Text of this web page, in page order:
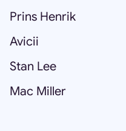
Prins Henrik
Avicii
Stan Lee
Mac Miller